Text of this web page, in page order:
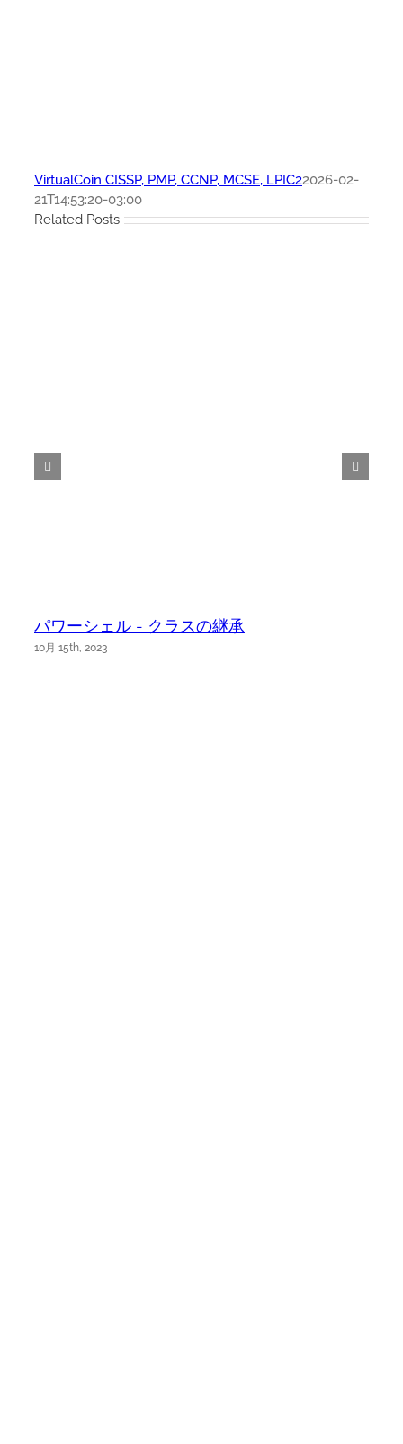
VirtualCoin CISSP, PMP, CCNP, MCSE, LPIC22026-02-
21T14:53:20-03:00
Related Posts
パワーシェル - クラスの継承
10月 15th, 2023